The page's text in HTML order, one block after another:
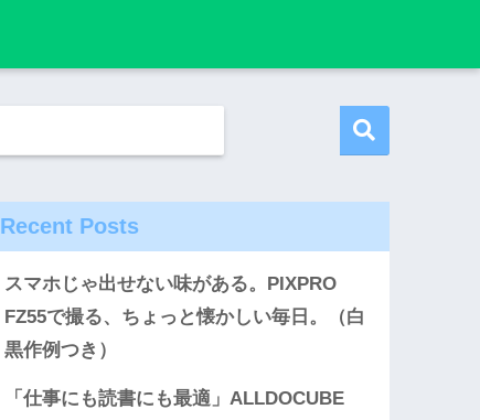
Recent Posts
スマホじゃ出せない味がある。PIXPRO
FZ55で撮る、ちょっと懐かしい毎日。（白
黒作例つき）
「仕事にも読書にも最適」ALLDOCUBE